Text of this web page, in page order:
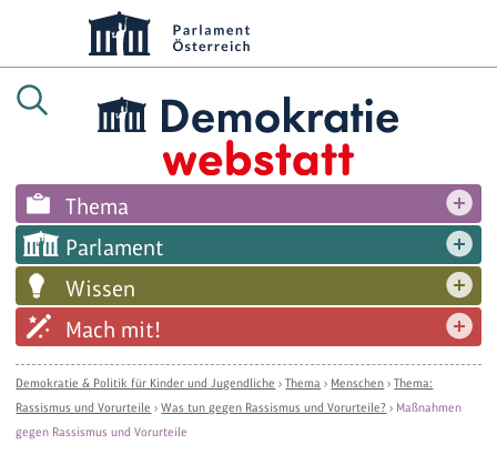
Thema
Parlament
Wissen
Mach mit!
Demokratie & Politik für Kinder und Jugendliche ›Thema › Menschen ›Thema:
Rassismus und Vorurteile ›Was tun gegen Rassismus und Vorurteile? › Maßnahmen
gegen Rassismus und Vorurteile